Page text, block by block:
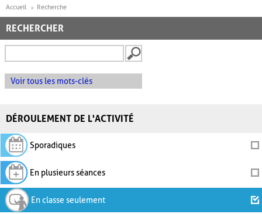
Accueil Recherche
RECHERCHER
Voir tous les mots-clés
DÉROULEMENT DE L'ACTIVITÉ
Sporadiques
En plusieurs séances
En classe seulement